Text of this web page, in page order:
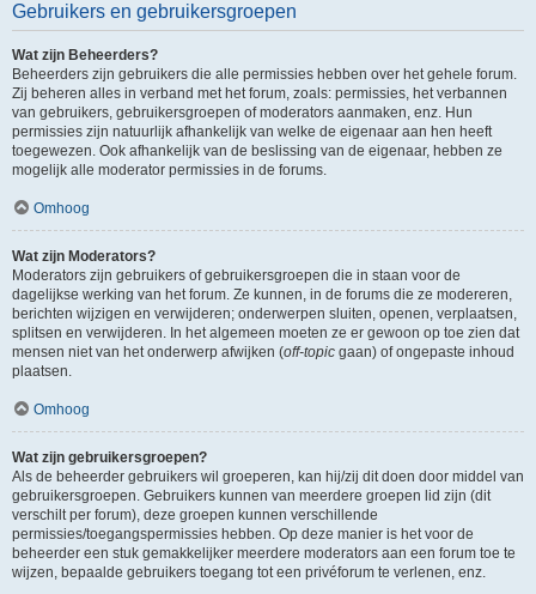
Gebruikers en gebruikersgroepen
Wat zijn Beheerders?
Beheerders zijn gebruikers die alle permissies hebben over het gehele forum.
Zij beheren alles in verband met het forum, zoals: permissies, het verbannen
van gebruikers, gebruikersgroepen of moderators aanmaken, enz. Hun
permissies zijn natuurlijk afhankelijk van welke de eigenaar aan hen heeft
toegewezen. Ook afhankelijk van de beslissing van de eigenaar, hebben ze
mogelijk alle moderator permissies in de forums.
Omhoog
Wat zijn Moderators?
Moderators zijn gebruikers of gebruikersgroepen die in staan voor de
dagelijkse werking van het forum. Ze kunnen, in de forums die ze modereren,
berichten wijzigen en verwijderen; onderwerpen sluiten, openen, verplaatsen,
splitsen en verwijderen. In het algemeen moeten ze er gewoon op toe zien dat
mensen niet van het onderwerp afwijken (off-topic gaan) of ongepaste inhoud
plaatsen.
Omhoog
Wat zijn gebruikersgroepen?
Als de beheerder gebruikers wil groeperen, kan hij/zij dit doen door middel van
gebruikersgroepen. Gebruikers kunnen van meerdere groepen lid zijn (dit
verschilt per forum), deze groepen kunnen verschillende
permissies/toegangspermissies hebben. Op deze manier is het voor de
beheerder een stuk gemakkelijker meerdere moderators aan een forum toe te
wijzen, bepaalde gebruikers toegang tot een privéforum te verlenen, enz.